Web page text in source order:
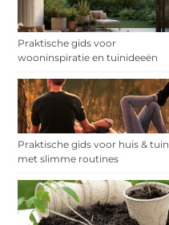
Praktische gids voor
wooninspiratie en tuinideeën
Praktische gids voor huis & tuin
met slimme routines